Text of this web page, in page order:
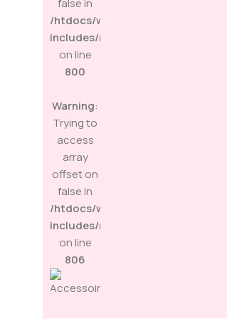
false in
/htdocs/wp-
includes/media.php
on line
800
Warning:
Trying to
access
array
offset on
false in
/htdocs/wp-
includes/media.php
on line
806